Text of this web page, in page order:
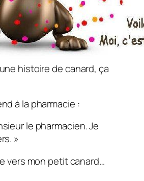
histoire de canard, ça
à la pharmacie :
le pharmacien. Je
»
vers mon petit canard…